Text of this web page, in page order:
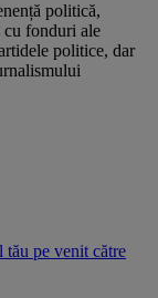
politică,
cu fonduri ale
politice, dar
pe venit către